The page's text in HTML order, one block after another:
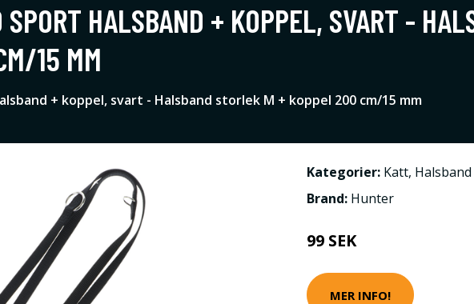
SPORT HALSBAND + KOPPEL, SVART -
15 MM
+ koppel, svart - Halsband storlek M + koppel 200 cm/15 mm
Kategorier: Katt,
Brand: Hunter
99 SEK
MER INFO!